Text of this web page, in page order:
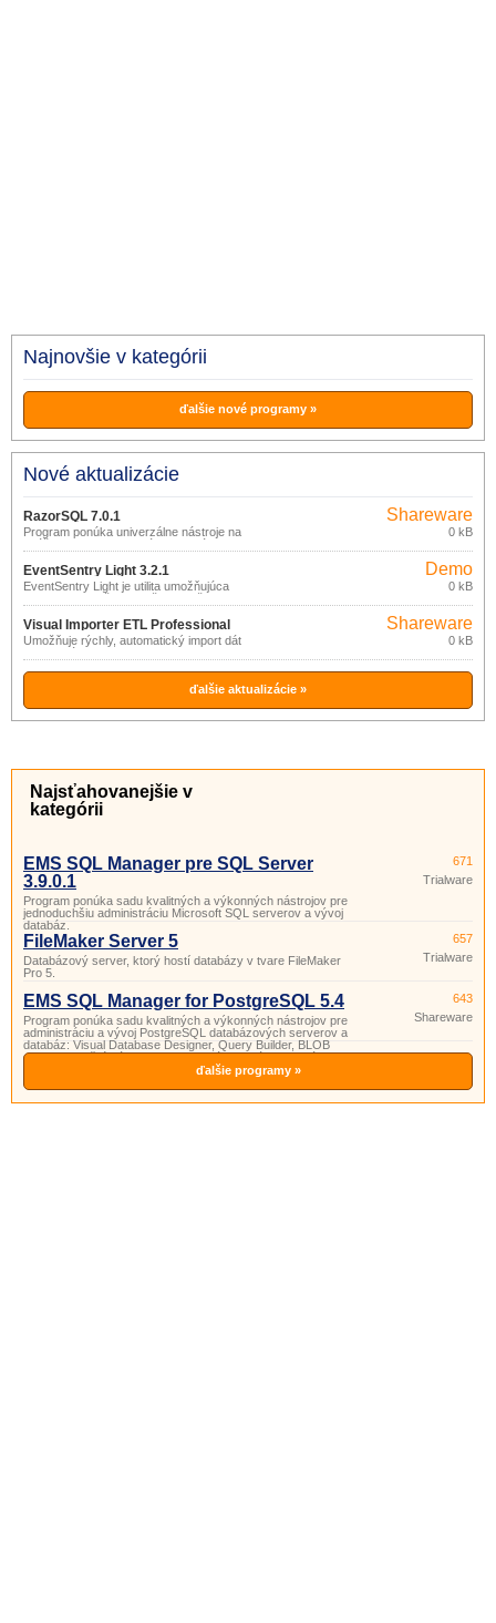
Najnovšie v kategórii
ďalšie nové programy »
Nové aktualizácie
RazorSQL 7.0.1
Program ponúka univerzálne nástroje na
spúšťanie dotazov, editáciu a správu
rôznych databáz.
Shareware
0 kB
EventSentry Light 3.2.1
EventSentry Light je utilita umožňujúca
monitorovať bežiace služby, využitie
pamäte procesy, a veľkosť voľného
priestoru na disku.
Demo
0 kB
Visual Importer ETL Professional
8.4.2.0
Umožňuje rýchly, automatický import dát
do databáz Oracle, SQL Server alebo
ODBC databáz z textových súborov,
dokumentov Excel, databáz MS Access,
DBF súborov, MS SQL servera, databáz
Shareware
0 kB
ďalšie aktualizácie »
Najsťahovanejšie v
kategórii
EMS SQL Manager pre SQL Server
3.9.0.1
Program ponúka sadu kvalitných a výkonných nástrojov pre
jednoduchšiu administráciu Microsoft SQL serverov a vývoj
databáz.
671
Trialware
FileMaker Server 5
Databázový server, ktorý hostí databázy v tvare FileMaker
Pro 5.
657
Trialware
EMS SQL Manager for PostgreSQL 5.4
Program ponúka sadu kvalitných a výkonných nástrojov pre
administráciu a vývoj PostgreSQL databázových serverov a
databáz: Visual Database Designer, Query Builder, BLOB
editor, pokročilé nástroje na manipuláciu s dátami, správu
užívateľov a skupín, sprievodca pre ľahkú údržbu databáz,
643
Shareware
ďalšie programy »